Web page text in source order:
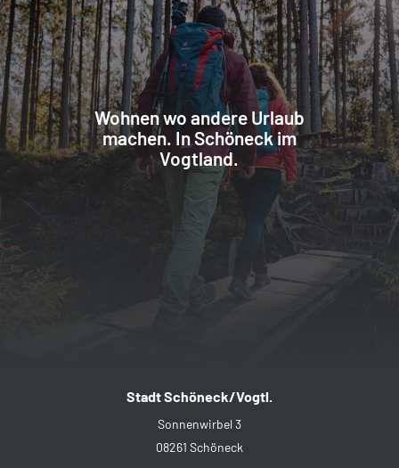
Wohnen wo andere Urlaub
machen. In Schöneck im
Vogtland.
Stadt Schöneck/Vogtl.
Sonnenwirbel 3
08261 Schöneck